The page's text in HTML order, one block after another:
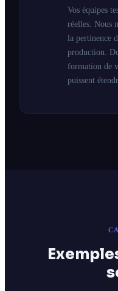
Vos équipes
réelles. Nous
la pertinence
production.
formation de
puissent